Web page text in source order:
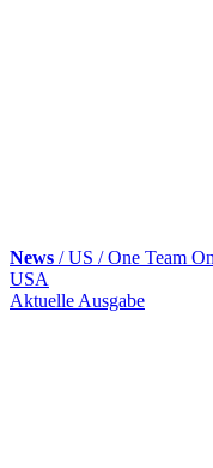
News / US / One Team
USA
Skip
Aktuelle Ausgabe